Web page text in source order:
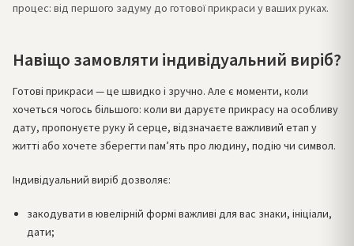
процес: від першого задуму до готової прикраси у ваших руках.
Навіщо замовляти індивідуальний виріб?
Готові прикраси — це швидко і зручно. Але є моменти, коли
хочеться чогось більшого: коли ви даруєте прикрасу на особливу
дату, пропонуєте руку й серце, відзначаєте важливий етап у
житті або хочете зберегти памʼять про людину, подію чи символ.
Індивідуальний виріб дозволяє:
закодувати в ювелірній формі важливі для вас знаки, ініціали,
дати;